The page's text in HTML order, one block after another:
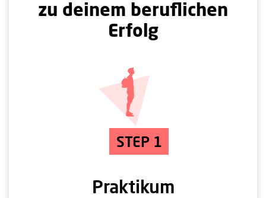
zu deinem beruflichen
Erfolg
STEP 1
Praktikum